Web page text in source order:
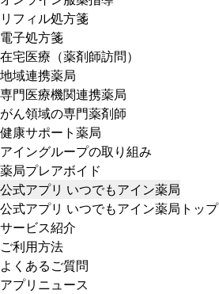
リフィル処方箋
電子処方箋
在宅医療（薬剤師訪問）
地域連携薬局
専門医療機関連携薬局
がん領域の専門薬剤師
健康サポート薬局
アイングループの取り組み
薬局プレアボイド
公式アプリ いつでもアイン薬局
公式アプリ いつでもアイン薬局トップ
サービス紹介
ご利用方法
よくあるご質問
アプリニュース